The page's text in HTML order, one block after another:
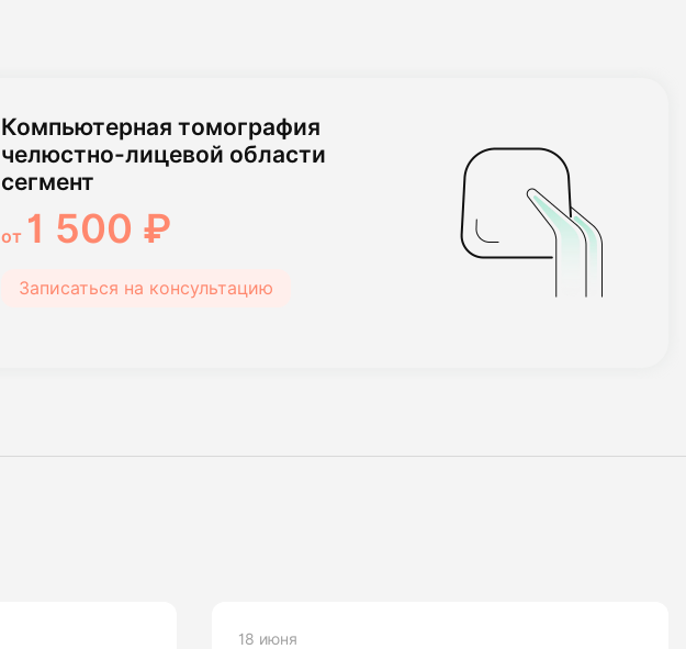
Компьютерная томография
челюстно-лицевой области
сегмент
от 1 500 ₽
Записаться на консультацию
18 июня